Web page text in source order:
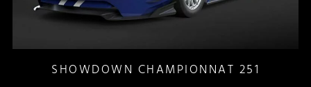
SHOWDOWN CHAMPIONNAT 251